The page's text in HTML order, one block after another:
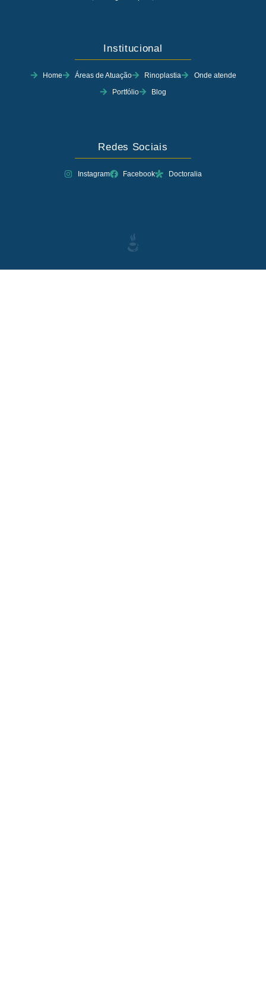
Institucional
Home Áreas de Atuação Rinoplastia
Onde atende
Portfólio
Blog
Redes Sociais
Instagram Facebook Doctoralia